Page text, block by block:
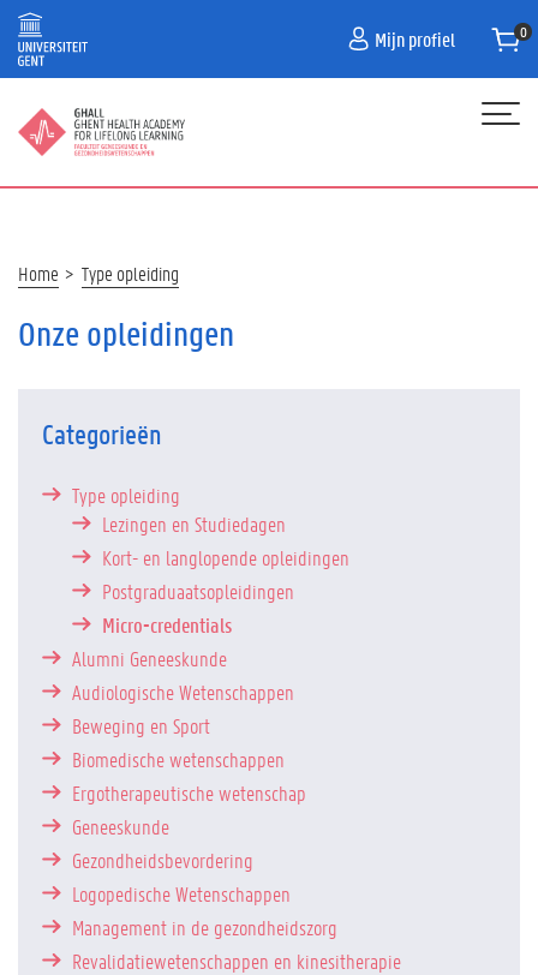
Overslaan
naar
inhoud
gaan
Mijn profiel
PROGRAMMA
Kruimelpad
Home Type opleiding
Onze opleidingen
Categorieën
Type opleiding
Lezingen en Studiedagen
Kort- en langlopende opleidingen
Postgraduaatsopleidingen
Micro-credentials
Alumni Geneeskunde
Audiologische Wetenschappen
Beweging en Sport
Biomedische wetenschappen
Ergotherapeutische wetenschap
Geneeskunde
Gezondheidsbevordering
Logopedische Wetenschappen
Management in de gezondheidszorg
Revalidatiewetenschappen en kinesitherapie